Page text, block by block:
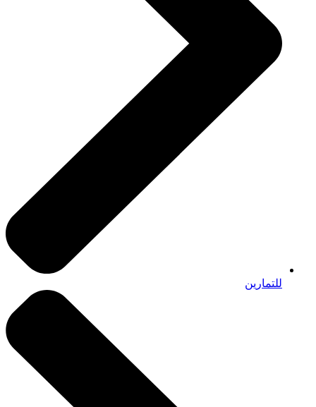
للتمارين